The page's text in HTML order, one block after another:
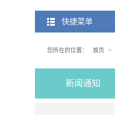
快捷菜单
您所在的位置： 首页 >
新闻通知